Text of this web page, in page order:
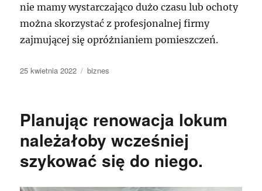
nie mamy wystarczająco dużo czasu lub ochoty
można skorzystać z profesjonalnej firmy
zajmującej się opróżnianiem pomieszczeń.
Data
25 kwietnia 2022 Kategorie
biznes
Planując renowacja lokum
należałoby wcześniej
szykować się do niego.